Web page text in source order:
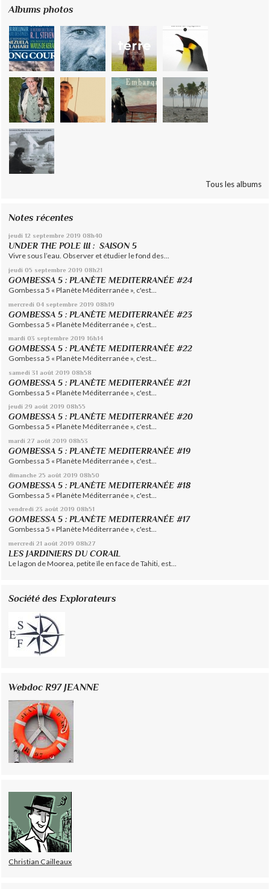
Albums photos
Tous les albums
Notes récentes
jeudi 12 septembre 2019 08h40
UNDER THE POLE III : SAISON 5
Vivre sous l’eau. Observer et étudier le fond des...
jeudi 05 septembre 2019 08h21
GOMBESSA 5 : PLANÈTE MEDITERRANÉE #24
Gombessa 5 « Planète Méditerranée », c'est...
mercredi 04 septembre 2019 08h19
GOMBESSA 5 : PLANÈTE MEDITERRANÉE #23
Gombessa 5 « Planète Méditerranée », c'est...
mardi 03 septembre 2019 16h14
GOMBESSA 5 : PLANÈTE MEDITERRANÉE #22
Gombessa 5 « Planète Méditerranée », c'est...
samedi 31 août 2019 08h58
GOMBESSA 5 : PLANÈTE MEDITERRANÉE #21
Gombessa 5 « Planète Méditerranée », c'est...
jeudi 29 août 2019 08h55
GOMBESSA 5 : PLANÈTE MEDITERRANÉE #20
Gombessa 5 « Planète Méditerranée », c'est...
mardi 27 août 2019 08h53
GOMBESSA 5 : PLANÈTE MEDITERRANÉE #19
Gombessa 5 « Planète Méditerranée », c'est...
dimanche 25 août 2019 08h50
GOMBESSA 5 : PLANÈTE MEDITERRANÉE #18
Gombessa 5 « Planète Méditerranée », c'est...
vendredi 23 août 2019 08h51
GOMBESSA 5 : PLANÈTE MEDITERRANÉE #17
Gombessa 5 « Planète Méditerranée », c'est...
mercredi 21 août 2019 08h27
LES JARDINIERS DU CORAIL
Le lagon de Moorea, petite île en face de Tahiti, est...
Société des Explorateurs
Webdoc R97 JEANNE
Christian Cailleaux